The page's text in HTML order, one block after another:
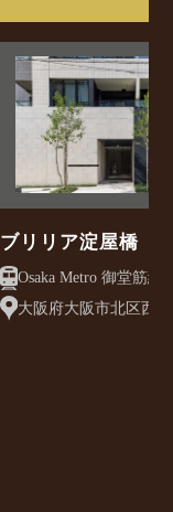
ブリリア淀屋橋
大阪府大阪市北区西